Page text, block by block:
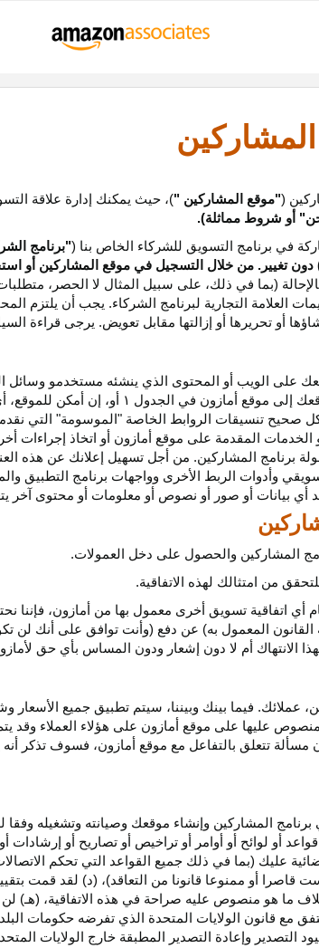
المشاركين
("موقع المشاركين ")، حيث يمكنك إدارة علاقة
" أو شروط مماثلة).
في برنامج التسويق للشركاء الخاص بنا ("برنامج
دون تغيير. من خلال التسجيل في موقع المشاركين أو
(بما في ذلك، على سبيل المثال لا الحصر،
العلامة التجارية لبرنامج الشركاء. يجب أن يلتزم
أو تحريرها أو إزالتها مقابل تعويض. يرجى قراءة
الويب أو المحتوى الذي ينشئه مستخدمو وسائل
إلى موقع أمازون في الجدول ۱ أو، إن أمكن للموقع،
تنسيقات الروابط الخاصة "الموسومة" التي نقدمها
المقدمة على موقع أمازون أو اتخاذ إجراءات
برنامج المشاركين. من أجل تسهيل إعلانك عن هذه
وأدوات الربط الأخرى وواجهات برنامج التطبيق
أي بيانات أو صور أو نصوص أو معلومات أو محتوى آخر
المشاركين والحصول على دخل العمولات.
من امتثالك لهذه الاتفاقية.
أي اتفاقية تسويق أخرى معمول بها من أمازون، فإننا
المعمول به) عن دفع (وأنت توافق على أنك لن
الانتهاك أم لا دون إشعار ودون المساس بأي حق
عملائك. فيما بينك وبيننا، سيتم تطبيق جميع الأسعار
عليها على موقع أمازون على هؤلاء العملاء
مسألة تتعلق بالتفاعل مع موقع أمازون، فسوف تذكر
المشاركين وإنشاء موقعك وصيانته وتشغيله وفقا
أو لوائح أو أوامر أو تراخيص أو تصاريح أو إرشادات
عليك (بما في ذلك جميع القواعد التي تحكم
قاصرا أو ممنوعا قانونا من التعاقد)، (د) لقد قمت
ما هو منصوص عليه صراحة في هذه الاتفاقية،
مع قانون الولايات المتحدة الذي تفرضه حكومات
التصدير وإعادة التصدير المطبقة خارج الولايات